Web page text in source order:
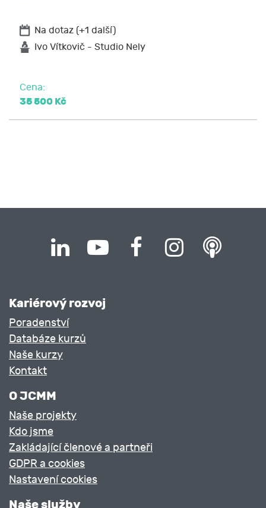
Na dotaz (+1 další)
Ivo Vítkovič - Studio Nely
Cena:
35 500 Kč
Kariérový rozvoj
Poradenství
Databáze kurzů
Naše kurzy
Kontakt
O JCMM
Naše projekty
Kdo jsme
Zakládající členové a partneři
GDPR a cookies
Nastavení cookies
Naše služby